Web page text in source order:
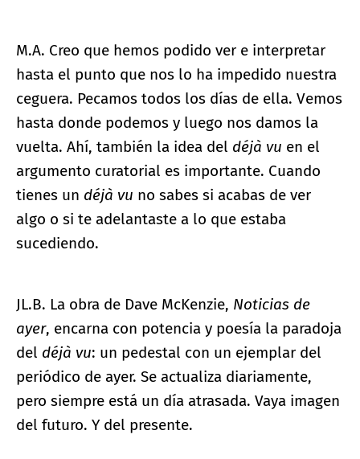
M.A. Creo que hemos podido ver e interpretar
hasta el punto que nos lo ha impedido nuestra
ceguera. Pecamos todos los días de ella. Vemos
hasta donde podemos y luego nos damos la
vuelta. Ahí, también la idea del déjà vu en el
argumento curatorial es importante. Cuando
tienes un déjà vu no sabes si acabas de ver
algo o si te adelantaste a lo que estaba
sucediendo.
JL.B. La obra de Dave McKenzie, Noticias de
ayer, encarna con potencia y poesía la paradoja
del déjà vu: un pedestal con un ejemplar del
periódico de ayer. Se actualiza diariamente,
pero siempre está un día atrasada. Vaya imagen
del futuro. Y del presente.